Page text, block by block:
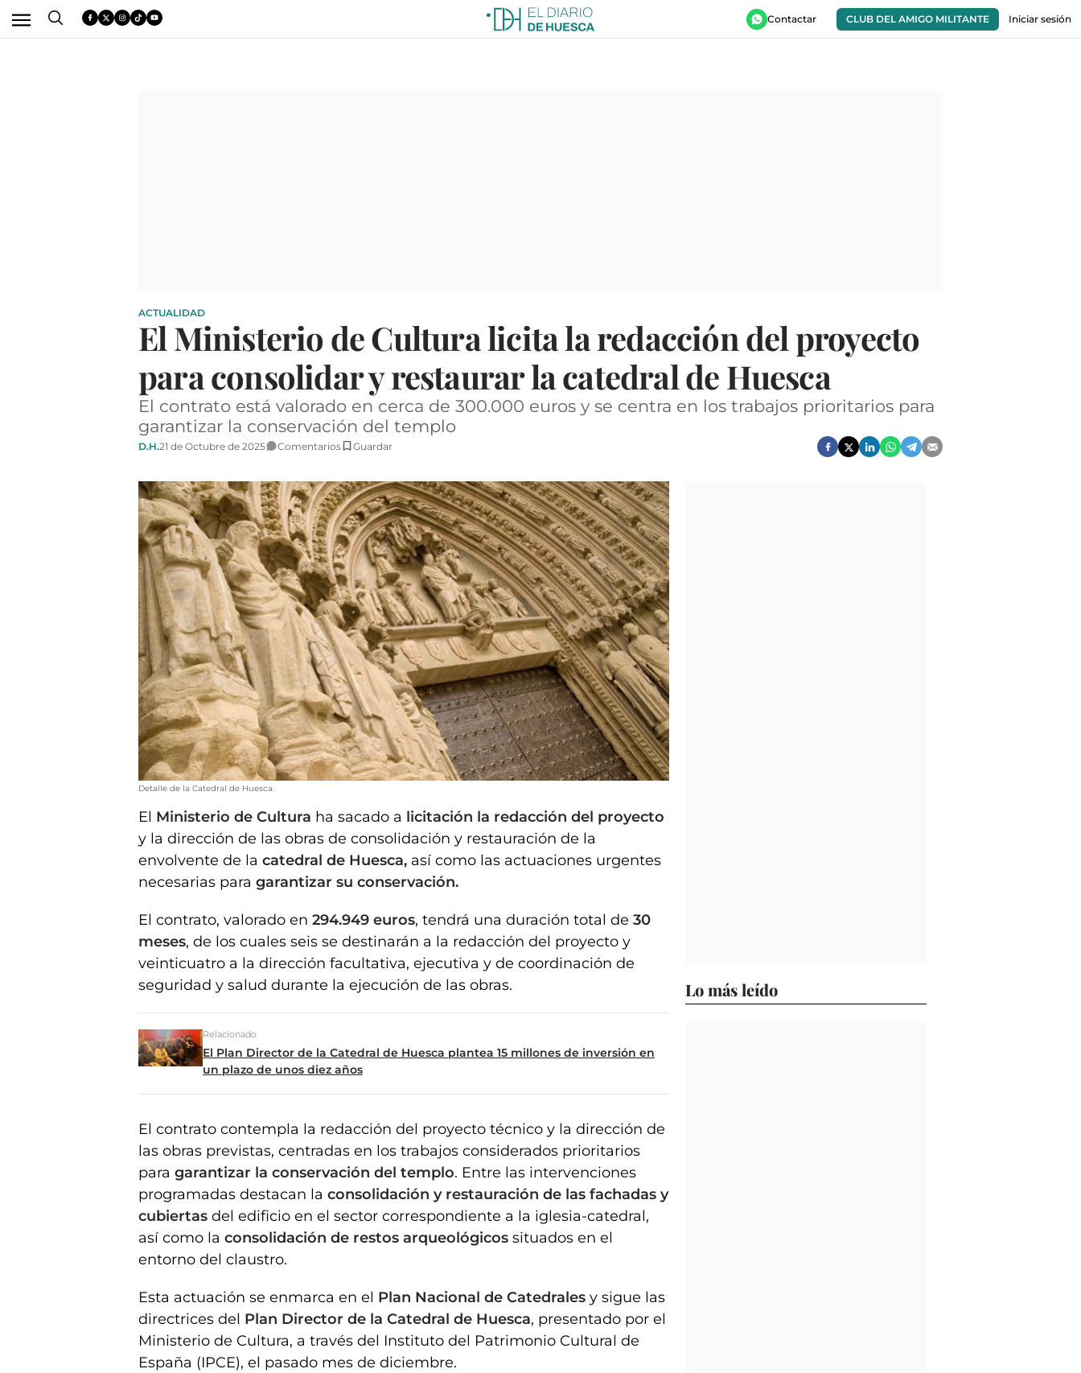
Contactar CLUB DEL AMIGO MILITANTE Iniciar sesión
ACTUALIDAD
El Ministerio de Cultura licita la redacción del proyecto
para consolidar y restaurar la catedral de Huesca
El contrato está valorado en cerca de 300.000 euros y se centra en los trabajos prioritarios para
garantizar la conservación del templo
D.H.21 de Octubre de 2025 Comentarios Guardar
Detalle de la Catedral de Huesca.
El Ministerio de Cultura ha sacado a licitación la redacción del proyecto
y la dirección de las obras de consolidación y restauración de la
envolvente de la catedral de Huesca, así como las actuaciones urgentes
necesarias para garantizar su conservación.
El contrato, valorado en 294.949 euros, tendrá una duración total de 30
meses, de los cuales seis se destinarán a la redacción del proyecto y
veinticuatro a la dirección facultativa, ejecutiva y de coordinación de
seguridad y salud durante la ejecución de las obras.
Relacionado
El Plan Director de la Catedral de Huesca plantea 15 millones de inversión en
un plazo de unos diez años
El contrato contempla la redacción del proyecto técnico y la dirección de
las obras previstas, centradas en los trabajos considerados prioritarios
para garantizar la conservación del templo. Entre las intervenciones
programadas destacan la consolidación y restauración de las fachadas y
cubiertas del edificio en el sector correspondiente a la iglesia-catedral,
así como la consolidación de restos arqueológicos situados en el
entorno del claustro.
Esta actuación se enmarca en el Plan Nacional de Catedrales y sigue las
directrices del Plan Director de la Catedral de Huesca, presentado por el
Ministerio de Cultura, a través del Instituto del Patrimonio Cultural de
España (IPCE), el pasado mes de diciembre.
Lo más leído